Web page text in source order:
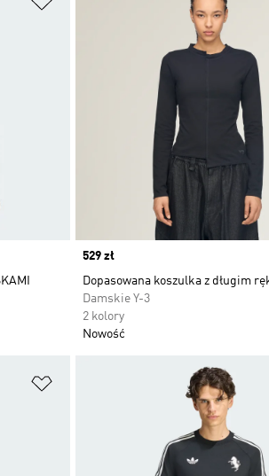
Price
529 zł
Dopasowana koszulka z długim
Damskie Y-3
2 kolory
Nowość